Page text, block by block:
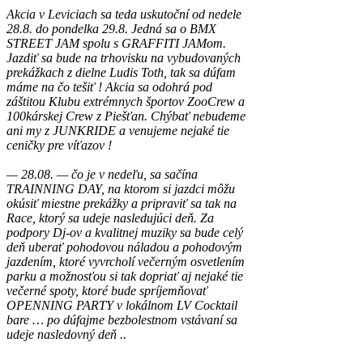
Akcia v Leviciach sa teda uskutoční od nedele
28.8. do pondelka 29.8. Jedná sa o BMX
STREET JAM spolu s GRAFFITI JAMom.
Jazdiť sa bude na trhovisku na vybudovaných
prekážkach z dielne Ludis Toth, tak sa dúfam
máme na čo tešiť ! Akcia sa odohrá pod
záštitou Klubu extrémnych športov ZooCrew a
100kárskej Crew z Piešťan. Chýbať nebudeme
ani my z JUNKRIDE a venujeme nejaké tie
ceničky pre víťazov !
— 28.08. — čo je v nedeľu, sa sačína
TRAINNING DAY, na ktorom si jazdci môžu
okúsiť miestne prekážky a pripraviť sa tak na
Race, ktorý sa udeje nasledujúci deň. Za
podpory Dj-ov a kvalitnej muziky sa bude celý
deň uberať pohodovou náladou a pohodovým
jazdením, ktoré vyvrcholí večerným osvetlením
parku a možnosťou si tak dopriať aj nejaké tie
večerné spoty, ktoré bude spríjemňovať
OPENNING PARTY v lokálnom LV Cocktail
bare … po dúfajme bezbolestnom vstávaní sa
udeje nasledovný deň ..